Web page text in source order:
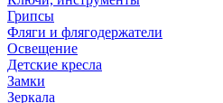
Грипсы
Фляги и флягодержатели
Освещение
Детские кресла
Замки
Зеркала